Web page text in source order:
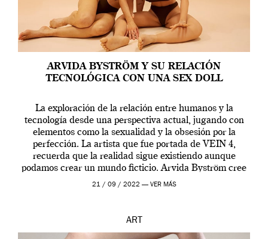
ARVIDA BYSTRÖM Y SU RELACIÓN
TECNOLÓGICA CON UNA SEX DOLL
La exploración de la relación entre humanos y la
tecnología desde una perspectiva actual, jugando con
elementos como la sexualidad y la obsesión por la
perfección. La artista que fue portada de VEIN 4,
recuerda que la realidad sigue existiendo aunque
podamos crear un mundo ficticio. Arvida Byström cree
que los humanos tienen un complejo […]
21 / 09 / 2022 — VER MÁS
ART